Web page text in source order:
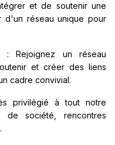
et de soutenir une
d'un réseau unique pour
: Rejoignez un réseau
et créer des liens
cadre convivial.
privilégié à tout notre
de société, rencontres